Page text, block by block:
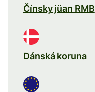
Čínsky jüan RMB
Dánská koruna